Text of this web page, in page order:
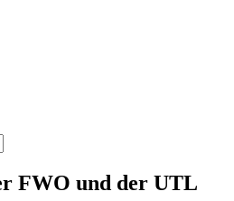
FWO und der UTL